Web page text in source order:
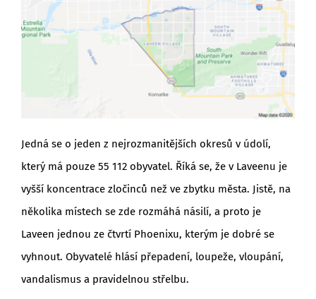
Jedná se o jeden z nejrozmanitějších okresů v údolí,
který má pouze 55 112 obyvatel. Říká se, že v Laveenu je
vyšší koncentrace zločinců než ve zbytku města. Jistě, na
několika místech se zde rozmáhá násilí, a proto je
Laveen jednou ze čtvrtí Phoenixu, kterým je dobré se
vyhnout. Obyvatelé hlásí přepadení, loupeže, vloupání,
vandalismus a pravidelnou střelbu.